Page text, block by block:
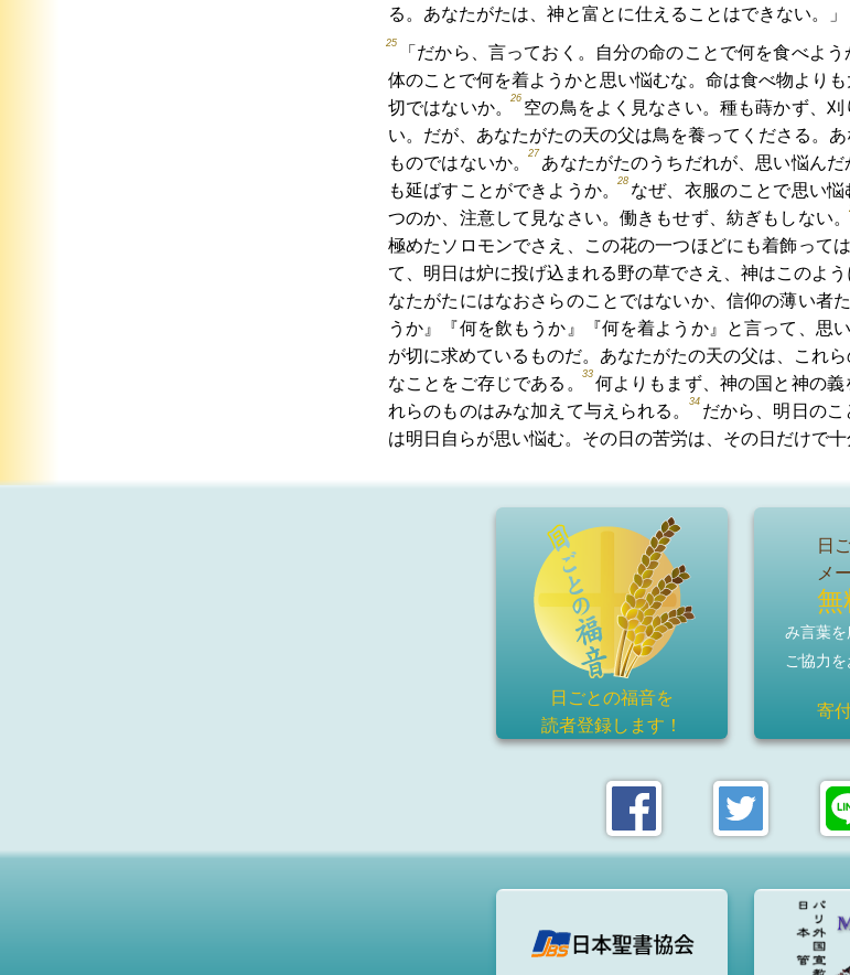
る。あなたがたは、神と富とに仕えることはできない。」
25
「だから、言っておく。自分の命のことで何を食べよ
体のことで何を着ようかと思い悩むな。命は食べ物より
切ではないか。
26
空の鳥をよく見なさい。種も蒔かず、
い。だが、あなたがたの天の父は鳥を養ってくださる。
ものではないか。
27
あなたがたのうちだれが、思い悩ん
も延ばすことができようか。
28
なぜ、衣服のことで思い
つのか、注意して見なさい。働きもせず、紡ぎもしない。
極めたソロモンでさえ、この花の一つほどにも着飾って
て、明日は炉に投げ込まれる野の草でさえ、神はこのよ
なたがたにはなおさらのことではないか、信仰の薄い者
うか』『何を飲もうか』『何を着ようか』と言って、思
が切に求めているものだ。あなたがたの天の父は、これ
なことをご存じである。
33
何よりもまず、神の国と神の
れらのものはみな加えて与えられる。
34
だから、明日の
は明日自らが思い悩む。その日の苦労は、その日だけで十
日ごとの福音を
読者登録します！
日
メ
無
み言葉を
ご協力を
寄